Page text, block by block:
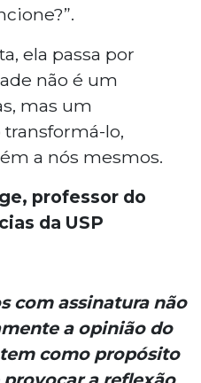
ela passa por
não é um
mas um
lo,
a nós mesmos.
professor do
da USP
com assinatura não
a opinião do
como propósito